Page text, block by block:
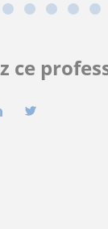
ce